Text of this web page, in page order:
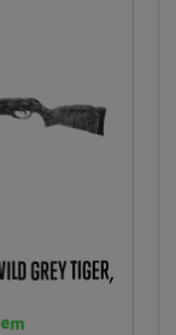
GREY TIGER,